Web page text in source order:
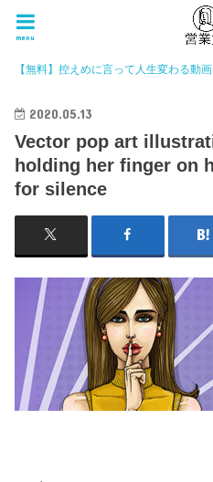
menu
【無料】控えめに言って人生変わる動画
2020.05.13
Vector pop art
holding her finger on
for silence